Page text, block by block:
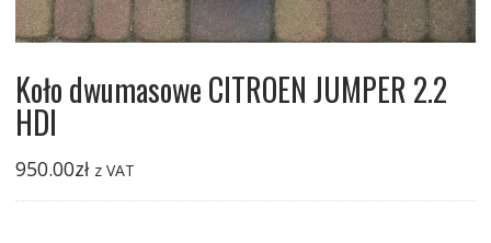
Koło dwumasowe CITROEN JUMPER 2.2
HDI
950.00zł z VAT